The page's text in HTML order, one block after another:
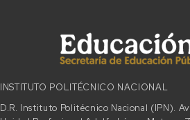
INSTITUTO POLITÉCNICO NACIONAL
D.R. Instituto Politécnico Nacional (IPN).